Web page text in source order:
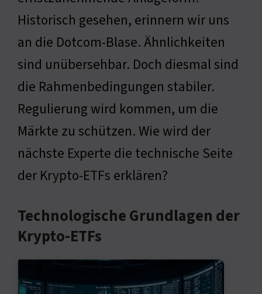
Historisch gesehen, erinnern wir uns
an die Dotcom-Blase. Ähnlichkeiten
sind unübersehbar. Doch diesmal sind
die Rahmenbedingungen stabiler.
Regulierung wird kommen, um die
Märkte zu schützen. Wie wird der
nächste Experte die technische Seite
der Krypto-ETFs erklären?
Technologische Grundlagen der
Krypto-ETFs